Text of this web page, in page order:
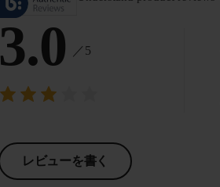
3.0 ／5
レビューを書く